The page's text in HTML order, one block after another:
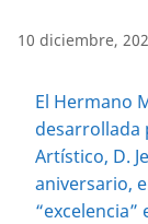
10 diciembre,
El Hermano
desarrollada
Artístico, D.
aniversario,